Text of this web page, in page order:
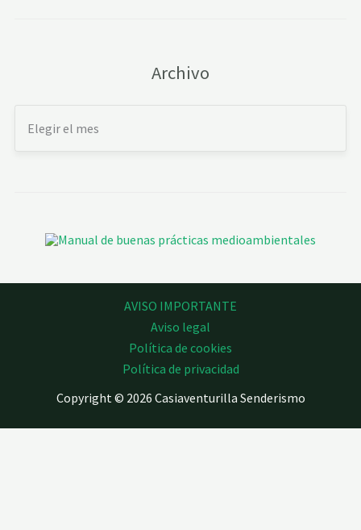
Archivo
AVISO IMPORTANTE
Aviso legal
Política de cookies
Política de privacidad
Copyright © 2026 Casiaventurilla Senderismo